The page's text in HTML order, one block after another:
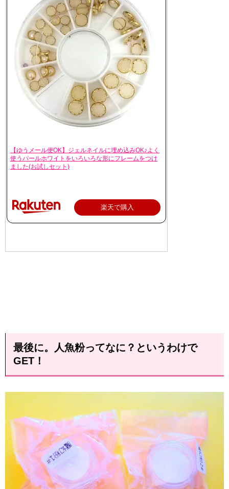
【ゆうメール便OK】ジェルネイルに埋め込みOK♪よく
使うパールホワイトをいろいろな形にフレームをつけ
ました(お試しセット)
楽天で購入
最後に。人魚粉ってなに？というわけで
GET！